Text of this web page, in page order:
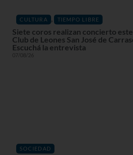
CULTURA , TIEMPO LIBRE
Siete coros realizan concierto
Club de Leones San José de
Escuchá la entrevista
07/08/26
SOCIEDAD